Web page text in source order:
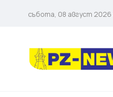
събота, 08 август 2026